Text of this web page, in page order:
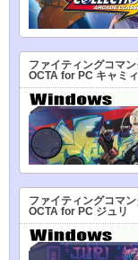
ファイティングコマ
OCTA for PC キャミィ
ファイティングコマ
OCTA for PC ジュリ